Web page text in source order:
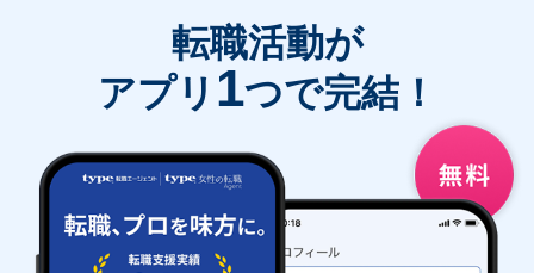
転職活動が
アプリ 1つで完結！